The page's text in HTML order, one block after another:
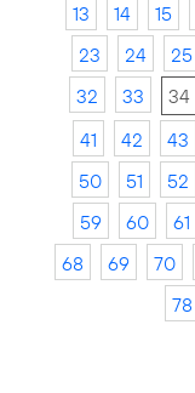
13
14 15
23
24 25
32
33 34
41
42 43
50
51 52
59
60 61
68
69 70
78